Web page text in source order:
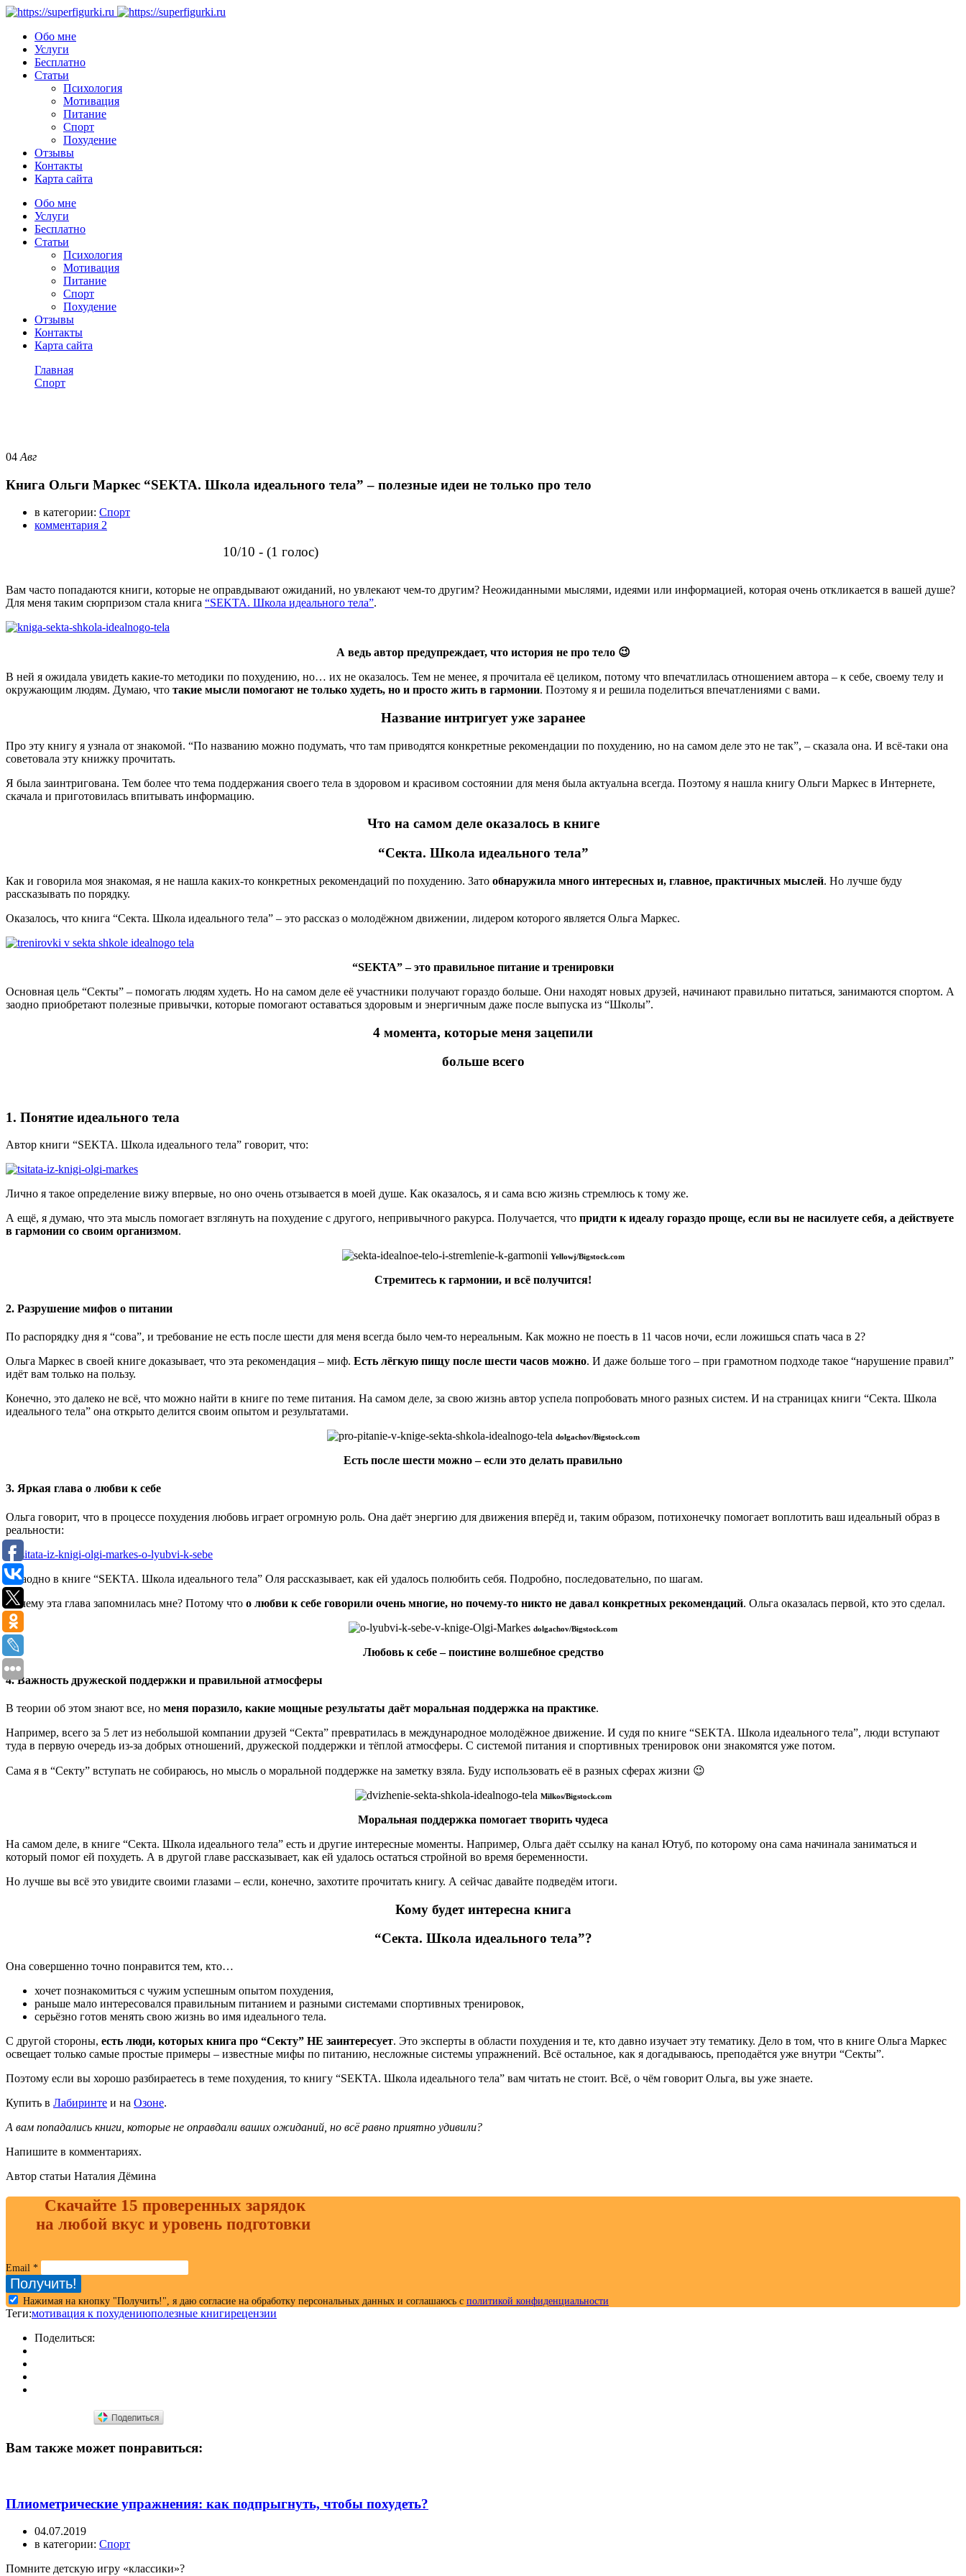
Обо мне
Услуги
Бесплатно
Статьи
Психология
Мотивация
Питание
Спорт
Похудение
Отзывы
Контакты
Карта сайта
Обо мне
Услуги
Бесплатно
Статьи
Психология
Мотивация
Питание
Спорт
Похудение
Отзывы
Контакты
Карта сайта
Главная
Спорт
04 Авг
Книга Ольги Маркес “SEKTA. Школа идеального тела” – полезные идеи не только про тело
в категории: Спорт
комментария 2
10/10 - (1 голос)
Вам часто попадаются книги, которые не оправдывают ожиданий, но увлекают чем-то другим? Неожиданными мыслями, идеями или информацией, которая очень откликается в вашей душе?
Для меня таким сюрпризом стала книга “SEKTA. Школа идеального тела”.
А ведь автор предупреждает, что история не про тело 😉
В ней я ожидала увидеть какие-то методики по похудению, но… их не оказалось. Тем не менее, я прочитала её целиком, потому что впечатлилась отношением автора – к себе, своему телу и
окружающим людям. Думаю, что такие мысли помогают не только худеть, но и просто жить в гармонии. Поэтому я и решила поделиться впечатлениями с вами.
Название интригует уже заранее
Про эту книгу я узнала от знакомой. “По названию можно подумать, что там приводятся конкретные рекомендации по похудению, но на самом деле это не так”, – сказала она. И всё-таки она
советовала эту книжку прочитать.
Я была заинтригована. Тем более что тема поддержания своего тела в здоровом и красивом состоянии для меня была актуальна всегда. Поэтому я нашла книгу Ольги Маркес в Интернете,
скачала и приготовилась впитывать информацию.
Что на самом деле оказалось в книге
“Секта. Школа идеального тела”
Как и говорила моя знакомая, я не нашла каких-то конкретных рекомендаций по похудению. Зато обнаружила много интересных и, главное, практичных мыслей. Но лучше буду
рассказывать по порядку.
Оказалось, что книга “Секта. Школа идеального тела” – это рассказ о молодёжном движении, лидером которого является Ольга Маркес.
“SEKTA” – это правильное питание и тренировки
Основная цель “Секты” – помогать людям худеть. Но на самом деле её участники получают гораздо больше. Они находят новых друзей, начинают правильно питаться, занимаются спортом. А
заодно приобретают полезные привычки, которые помогают оставаться здоровым и энергичным даже после выпуска из “Школы”.
4 момента, которые меня зацепили
больше всего
1. Понятие идеального тела
Автор книги “SEKTA. Школа идеального тела” говорит, что:
Лично я такое определение вижу впервые, но оно очень отзывается в моей душе. Как оказалось, я и сама всю жизнь стремлюсь к тому же.
А ещё, я думаю, что эта мысль помогает взглянуть на похудение с другого, непривычного ракурса. Получается, что придти к идеалу гораздо проще, если вы не насилуете себя, а действуете
в гармонии со своим организмом.
Yellowj/Bigstock.com
Стремитесь к гармонии, и всё получится!
2. Разрушение мифов о питании
По распорядку дня я “сова”, и требование не есть после шести для меня всегда было чем-то нереальным. Как можно не поесть в 11 часов ночи, если ложишься спать часа в 2?
Ольга Маркес в своей книге доказывает, что эта рекомендация – миф. Есть лёгкую пищу после шести часов можно. И даже больше того – при грамотном подходе такое “нарушение правил”
идёт вам только на пользу.
Конечно, это далеко не всё, что можно найти в книге по теме питания. На самом деле, за свою жизнь автор успела попробовать много разных систем. И на страницах книги “Секта. Школа
идеального тела” она открыто делится своим опытом и результатами.
dolgachov/Bigstock.com
Есть после шести можно – если это делать правильно
3. Яркая глава о любви к себе
Ольга говорит, что в процессе похудения любовь играет огромную роль. Она даёт энергию для движения вперёд и, таким образом, потихонечку помогает воплотить ваш идеальный образ в
реальности:
А заодно в книге “SEKTA. Школа идеального тела” Оля рассказывает, как ей удалось полюбить себя. Подробно, последовательно, по шагам.
Почему эта глава запомнилась мне? Потому что о любви к себе говорили очень многие, но почему-то никто не давал конкретных рекомендаций. Ольга оказалась первой, кто это сделал.
dolgachov/Bigstock.com
Любовь к себе – поистине волшебное средство
4. Важность дружеской поддержки и правильной атмосферы
В теории об этом знают все, но меня поразило, какие мощные результаты даёт моральная поддержка на практике.
Например, всего за 5 лет из небольшой компании друзей “Секта” превратилась в международное молодёжное движение. И судя по книге “SEKTA. Школа идеального тела”, люди вступают
туда в первую очередь из-за добрых отношений, дружеской поддержки и тёплой атмосферы. С системой питания и спортивных тренировок они знакомятся уже потом.
Сама я в “Секту” вступать не собираюсь, но мысль о моральной поддержке на заметку взяла. Буду использовать её в разных сферах жизни 😉
Milkos/Bigstock.com
Моральная поддержка помогает творить чудеса
На самом деле, в книге “Секта. Школа идеального тела” есть и другие интересные моменты. Например, Ольга даёт ссылку на канал Ютуб, по которому она сама начинала заниматься и
который помог ей похудеть. А в другой главе рассказывает, как ей удалось остаться стройной во время беременности.
Но лучше вы всё это увидите своими глазами – если, конечно, захотите прочитать книгу. А сейчас давайте подведём итоги.
Кому будет интересна книга
“Секта. Школа идеального тела”?
Она совершенно точно понравится тем, кто…
хочет познакомиться с чужим успешным опытом похудения,
раньше мало интересовался правильным питанием и разными системами спортивных тренировок,
серьёзно готов менять свою жизнь во имя идеального тела.
С другой стороны, есть люди, которых книга про “Секту” НЕ заинтересует. Это эксперты в области похудения и те, кто давно изучает эту тематику. Дело в том, что в книге Ольга Маркес
освещает только самые простые примеры – известные мифы по питанию, несложные системы упражнений. Всё остальное, как я догадываюсь, преподаётся уже внутри “Секты”.
Поэтому если вы хорошо разбираетесь в теме похудения, то книгу “SEKTA. Школа идеального тела” вам читать не стоит. Всё, о чём говорит Ольга, вы уже знаете.
Купить в Лабиринте и на Озоне.
А вам попадались книги, которые не оправдали ваших ожиданий, но всё равно приятно удивили?
Напишите в комментариях.
Автор статьи Наталия Дёмина
Скачайте 15 проверенных зарядок
на любой вкус и уровень подготовки
Email *
Нажимая на кнопку "Получить!", я даю согласие на обработку персональных данных и соглашаюсь c политикой конфиденциальности
Теги:мотивация к похудениюполезные книгирецензии
Поделиться:
Вам также может понравиться:
Плиометрические упражнения: как подпрыгнуть, чтобы похудеть?
04.07.2019
в категории: Спорт
Помните детскую игру «классики»?